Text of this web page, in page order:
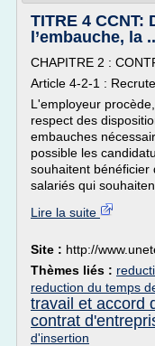
TITRE 4
l’embauche, la
CHAPITRE 2 :
Article 4-2-1 :
L'employeur
respect des
embauches
possible les
souhaitent bénéficier
salariés qui
Lire la suite
Site : http://
Thèmes liés :
reduction du temps
travail et accord
contrat
d'insertion